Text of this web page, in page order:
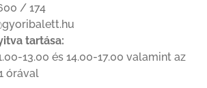
/ 174
tartása:
13.00 és 14.00-17.00 valamint az
órával